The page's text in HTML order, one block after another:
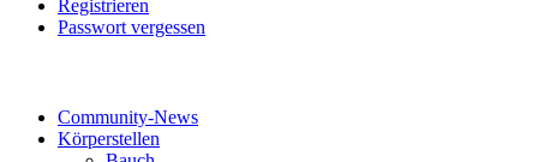
Registrieren
Passwort vergessen
Community-News
Körperstellen